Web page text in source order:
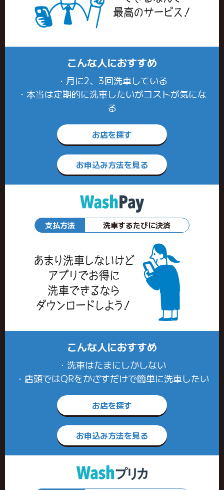
こんな人におすすめ
・月に2、3回洗車している
・本当は定期的に洗車したいがコストが気にな
る
お店を探す
お申込み方法を見る
支払方法 洗車するたびに決済
こんな人におすすめ
・洗車はたまにしかしない
・店頭ではQRをかざすだけで簡単に洗車したい
お店を探す
お申込み方法を見る